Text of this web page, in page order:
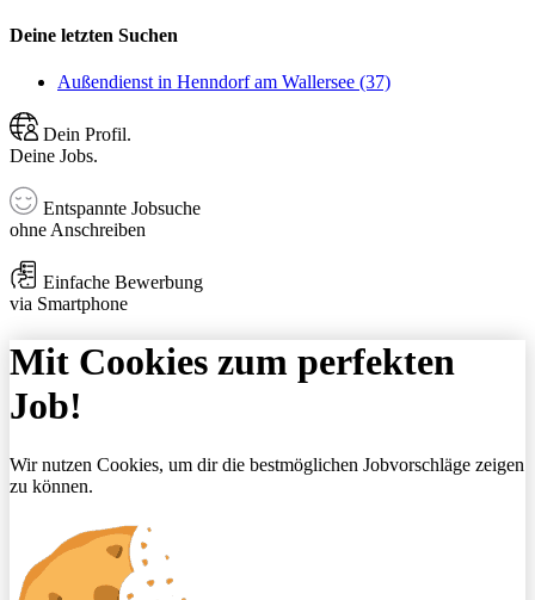
Deine letzten Suchen
Außendienst in Henndorf am Wallersee (37)
Dein Profil.
Deine Jobs.
Entspannte Jobsuche
ohne Anschreiben
Einfache Bewerbung
via Smartphone
Mit Cookies zum perfekten
Job!
Wir nutzen Cookies, um dir die bestmöglichen Jobvorschläge zeigen
zu können.